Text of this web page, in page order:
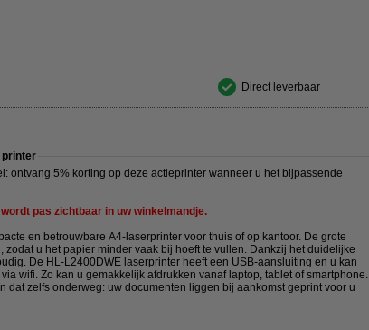
Direct leverbaar
printer
ontvang 5% korting op deze actieprinter wanneer u het bijpassende
pas zichtbaar in uw winkelmandje.
en betrouwbare A4-laserprinter voor thuis of op kantoor. De grote
u het papier minder vaak bij hoeft te vullen. Dankzij het duidelijke
De HL-L2400DWE laserprinter heeft een USB-aansluiting en u kan
wifi. Zo kan u gemakkelijk afdrukken vanaf laptop, tablet of smartphone.
dat zelfs onderweg: uw documenten liggen bij aankomst geprint voor u